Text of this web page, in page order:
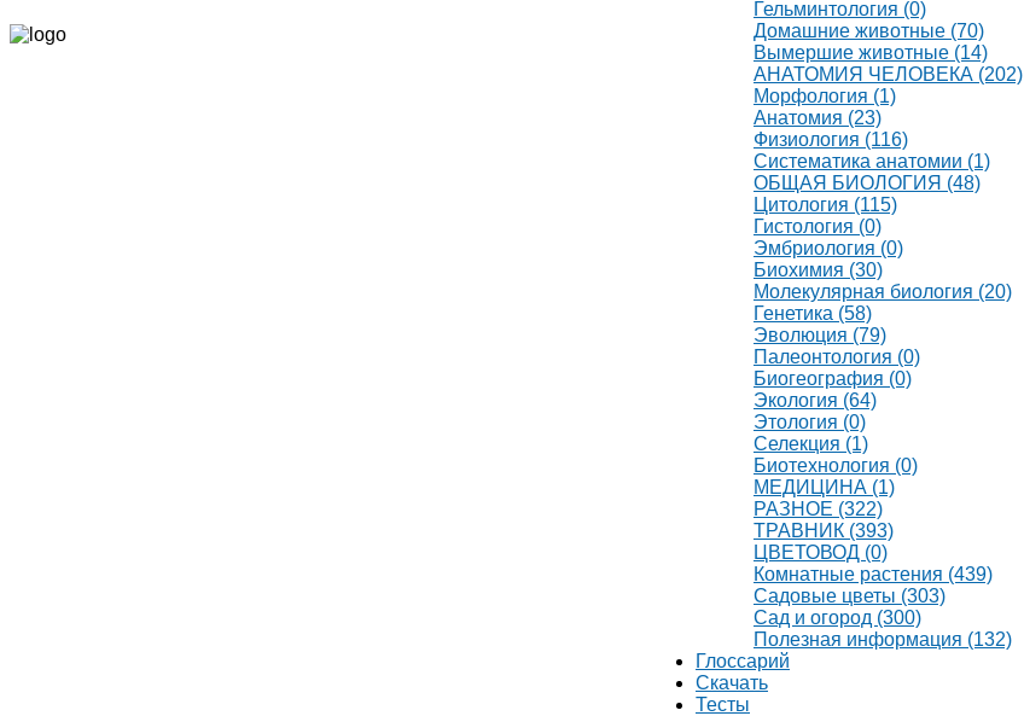
Гельминтология (0)
Домашние животные (70)
Вымершие животные (14)
АНАТОМИЯ ЧЕЛОВЕКА (202)
Морфология (1)
Анатомия (23)
Физиология (116)
Систематика анатомии (1)
ОБЩАЯ БИОЛОГИЯ (48)
Цитология (115)
Гистология (0)
Эмбриология (0)
Биохимия (30)
Молекулярная биология (20)
Генетика (58)
Эволюция (79)
Палеонтология (0)
Биогеография (0)
Экология (64)
Этология (0)
Селекция (1)
Биотехнология (0)
МЕДИЦИНА (1)
РАЗНОЕ (322)
ТРАВНИК (393)
ЦВЕТОВОД (0)
Комнатные растения (439)
Садовые цветы (303)
Сад и огород (300)
Полезная информация (132)
Глоссарий
Скачать
Тесты